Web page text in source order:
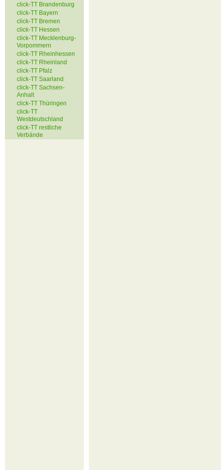
click-TT Brandenburg
click-TT Bayern
click-TT Bremen
click-TT Hessen
click-TT Mecklenburg-
Vorpommern
click-TT Rheinhessen
click-TT Rheinland
click-TT Pfalz
click-TT Saarland
click-TT Sachsen-
Anhalt
click-TT Thüringen
click-TT
Westdeutschland
click-TT restliche
Verbände